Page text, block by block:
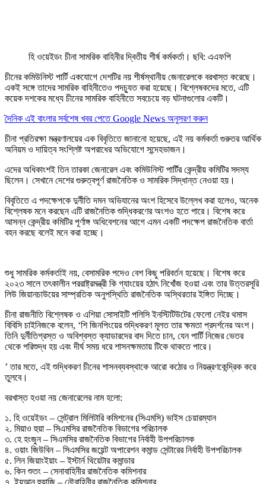
হি ওয়েইডং চীনা সামরিক বাহিনীর দ্বিতীয় শীর্ষ কর্মকর্তা। ছবি: এএফপি
চীনের কমিউনিস্ট পার্টি একযোগে দেশটির নয় শীর্ষস্থানীয় জেনারেলকে বরখাস্ত করেছে।
একই সঙ্গে তাদের সামরিক বাহিনীতেও পদচ্যুত করা হয়েছে। বিশ্লেষকদের মতে, এটি
কয়েক দশকের মধ্যে চীনের সামরিক বাহিনীতে সবচেয়ে বড় ঘটনাগুলোর একটি।
দৈনিক এই বাংলার সর্বশেষ খবর পেতে Google News অনুসরণ করুন
চীনা প্রতিরক্ষা মন্ত্রণালয়ের এক বিবৃতিতে জানানো হয়েছে, এই নয় কর্মকর্তা গুরুতর আর্থিক
অনিয়ম ও দায়িত্ব সংশ্লিষ্ট অপরাধের অভিযোগে সন্দেহভাজন।
এদের অধিকাংশই তিন তারকা জেনারেল এবং কমিউনিস্ট পার্টির কেন্দ্রীয় কমিটির সদস্য
ছিলেন। সেখানে দেশের গুরুত্বপূর্ণ রাজনৈতিক ও সামরিক সিদ্ধান্ত নেওয়া হয়।
বিবৃতিতে এ পদক্ষেপকে দুর্নীতি দমন অভিযানের অংশ হিসেবে উল্লেখ করা হলেও, অনেক
বিশ্লেষক মনে করছেন এটি রাজনৈতিক শুদ্ধিকরণের অংশও হতে পারে। বিশেষ করে
আসন্ন কেন্দ্রীয় কমিটির পূর্ণাঙ্গ অধিবেশনের আগে এমন একটি পদক্ষেপ রাজনৈতিক বার্তা
বহন করছে বলেই মনে করা হচ্ছে।
শুধু সামরিক কর্মকর্তাই নয়, বেসামরিক পদেও বেশ কিছু পরিবর্তন হয়েছে। বিশেষ করে
২০২৩ সালে তৎকালীন পররাষ্ট্রমন্ত্রী কি গ্যাংয়ের হঠাৎ নিখোঁজ হওয়া এবং তার উত্তরসূরি
লিউ জিয়ানচাউয়ের সাম্প্রতিক অনুপস্থিতি রাজনৈতিক অস্থিরতার ইঙ্গিত দিচ্ছে।
চীনা রাজনীতি বিশ্লেষক ও এশিয়া সোসাইটি পলিসি ইনস্টিটিউটের ফেলো নেইর থমাস
বিবিসি চাইনিজকে বলেন, ‘শি জিনপিংয়ের শুদ্ধিকরণ মূলত তার ক্ষমতা প্রদর্শনের অংশ।
তিনি দুর্নীতিগ্রস্ত ও অবিশ্বস্ত ক্যাডারদের বাদ দিতে চান, যেন পার্টি নিজের ভেতর
থেকে পরিশুদ্ধ হয় এবং দীর্ঘ সময় ধরে শাসনক্ষমতায় টিকে থাকতে পারে।
’ তার মতে, এই শুদ্ধিকরণ চীনের শাসনব্যবস্থাকে আরো কঠোর ও নিয়ন্ত্রণকেন্দ্রিক করে
তুলবে।
বরখাস্ত হওয়া নয় জেনারেলের নাম হলো:
১. হি ওয়েইডং – সেন্ট্রাল মিলিটারি কমিশনের (সিএমসি) ভাইস চেয়ারম্যান
২. মিয়াও হুয়া – সিএমসির রাজনৈতিক বিভাগের পরিচালক
৩. হে হংজুন – সিএমসির রাজনৈতিক বিভাগের নির্বাহী উপপরিচালক
৪. ওয়াং জিউবিন – সিএমসির জয়েন্ট অপারেশন কমান্ড সেন্টারের নির্বাহী উপপরিচালক
৫. লিন জিয়াংইয়াং – ইস্টার্ন থিয়েটার কমান্ডার
৬. কিন শুতং – সেনাবাহিনীর রাজনৈতিক কমিশনার
৭. ইয়ুআন হুয়াজি – নৌবাহিনীর রাজনৈতিক কমিশনার